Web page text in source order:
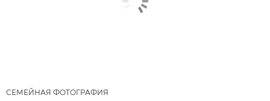
СЕМЕЙНАЯ ФОТОГРАФИЯ